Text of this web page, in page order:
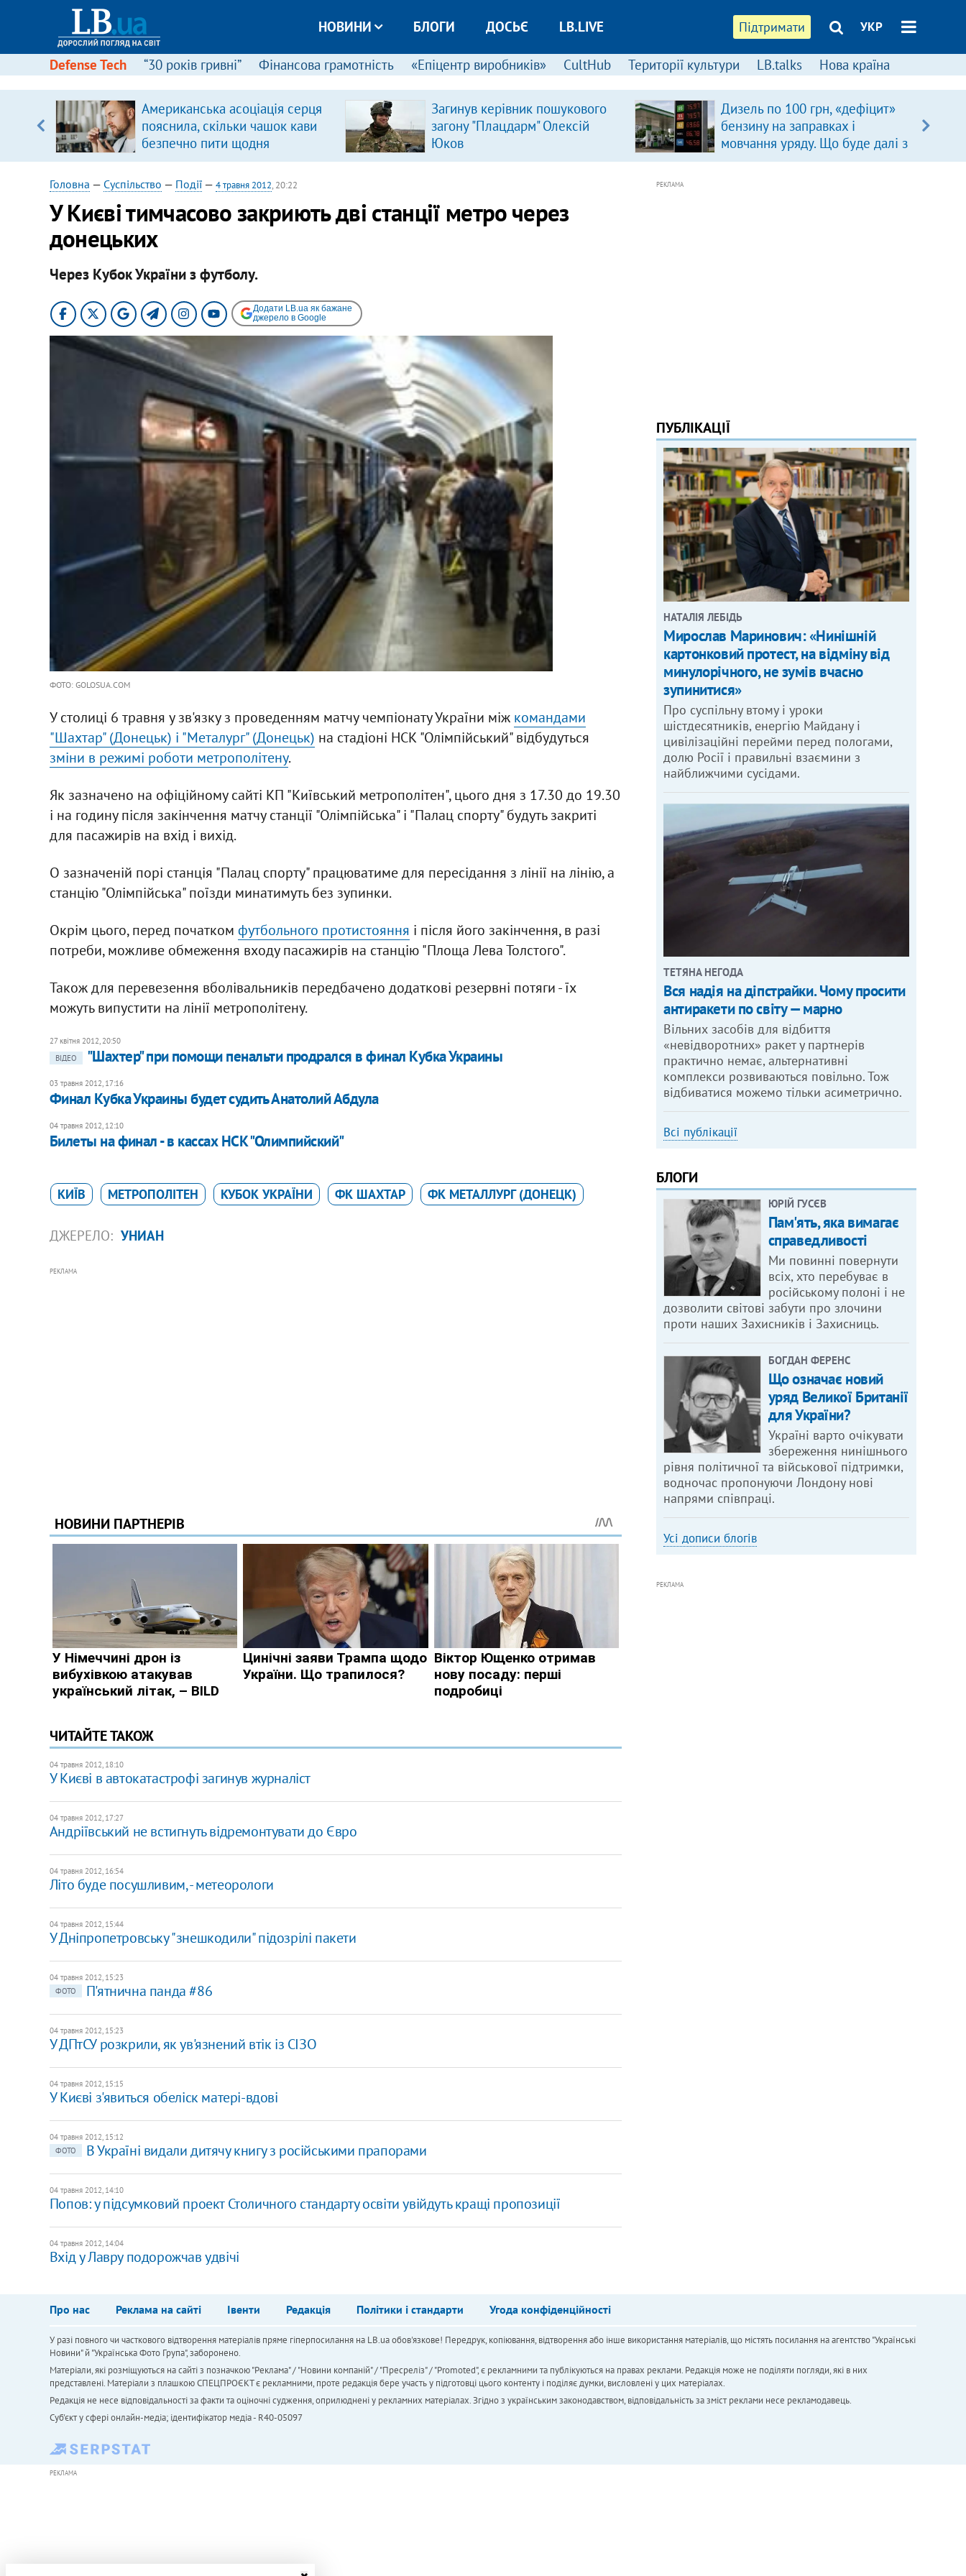
Підтримати УКР
НОВИНИ БЛОГИ ДОСЬЄ LB.LIVE
Defense Tech “30 років гривні” Фінансова грамотність «Епіцентр виробників» CultHub Території культури LB.talks Нова країна
Американська асоціація серця
пояснила, скільки чашок кави
безпечно пити щодня
Загинув керівник пошукового
загону "Плацдарм" Олексій
Юков
Дизель по 100 грн, «дефіцит»
бензину на заправках і
мовчання уряду. Що буде далі з
цінами на пальне?
Головна — Суспільство — Події— 4 травня 2012, 20:22
У Києві тимчасово закриють дві станції метро через
донецьких
Через Кубок України з футболу.
Додати LB.ua як бажане
джерело в Google
ФОТО: GOLOSUA.COM
У столиці 6 травня у зв'язку з проведенням матчу чемпіонату України між командами
"Шахтар" (Донецьк) і "Металург" (Донецьк) на стадіоні НСК "Олімпійський" відбудуться
зміни в режимі роботи метрополітену.
Як зазначено на офіційному сайті КП "Київський метрополітен", цього дня з 17.30 до 19.30
і на годину після закінчення матчу станції "Олімпійська" і "Палац спорту" будуть закриті
для пасажирів на вхід і вихід.
О зазначеній порі станція "Палац спорту" працюватиме для пересідання з лінії на лінію, а
станцію "Олімпійська" поїзди минатимуть без зупинки.
Окрім цього, перед початком футбольного протистояння і після його закінчення, в разі
потреби, можливе обмеження входу пасажирів на станцію "Площа Лева Толстого".
Також для перевезення вболівальників передбачено додаткові резервні потяги - їх
можуть випустити на лінії метрополітену.
27 квітня 2012, 20:50
ВІДЕО
"Шахтер" при помощи пенальти продрался в финал Кубка Украины
03 травня 2012, 17:16
Финал Кубка Украины будет судить Анатолий Абдула
04 травня 2012, 12:10
Билеты на финал - в кассах НСК "Олимпийский"
КИЇВ МЕТРОПОЛІТЕН КУБОК УКРАЇНИ ФК ШАХТАР ФК МЕТАЛЛУРГ (ДОНЕЦК)
ДЖЕРЕЛО: УНИАН
РЕКЛАМА
ЧИТАЙТЕ ТАКОЖ
04 травня 2012, 18:10
У Києві в автокатастрофі загинув журналіст
04 травня 2012, 17:27
Андріївський не встигнуть відремонтувати до Євро
04 травня 2012, 16:54
Літо буде посушливим, - метеорологи
04 травня 2012, 15:44
У Дніпропетровську "знешкодили" підозрілі пакети
04 травня 2012, 15:23
ФОТО
П'ятнична панда #86
04 травня 2012, 15:23
У ДПтСУ розкрили, як ув'язнений втік із СІЗО
04 травня 2012, 15:15
У Києві з'явиться обеліск матері-вдові
04 травня 2012, 15:12
ФОТО
В Україні видали дитячу книгу з російськими прапорами
04 травня 2012, 14:10
​Попов: у підсумковий проект Столичного стандарту освіти увійдуть кращі пропозиції
04 травня 2012, 14:04
Вхід у Лавру подорожчав удвічі
РЕКЛАМА
ПУБЛІКАЦІЇ
НАТАЛІЯ ЛЕБІДЬ
Мирослав Маринович: «Нинішній
картонковий протест, на відміну від
минулорічного, не зумів вчасно
зупинитися»
Про суспільну втому і уроки
шістдесятників, енергію Майдану і
цивілізаційні перейми перед пологами,
долю Росії і правильні взаємини з
найближчими сусідами.
ТЕТЯНА НЕГОДА
Вся надія на діпстрайки. Чому просити
антиракети по світу — марно
Вільних засобів для відбиття
«невідворотних» ракет у партнерів
практично немає, альтернативні
комплекси розвиваються повільно. Тож
відбиватися можемо тільки асиметрично.
Всі публікації
БЛОГИ
ЮРІЙ ГУСЄВ
Пам'ять, яка вимагає
справедливості
Ми повинні повернути
всіх, хто перебуває в
російському полоні і не
дозволити світові забути про злочини
проти наших Захисників і Захисниць.
БОГДАН ФЕРЕНС
Що означає новий
уряд Великої Британії
для України?
Україні варто очікувати
збереження нинішнього
рівня політичної та військової підтримки,
водночас пропонуючи Лондону нові
напрями співпраці.
Усі дописи блогів
РЕКЛАМА
Про нас Реклама на сайті Івенти Редакція Політики і стандарти Угода конфіденційності
У разі повного чи часткового відтворення матеріалів пряме гіперпосилання на LB.ua обов'язкове! Передрук, копіювання, відтворення або інше використання матеріалів, що містять посилання на агентство "Українськi
Новини" й "Українська Фото Група", заборонено.
Матеріали, які розміщуються на сайті з позначкою "Реклама" / "Новини компаній" / "Пресреліз" / "Promoted", є рекламними та публікуються на правах реклами. Редакція може не поділяти погляди, які в них
представлені. Матеріали з плашкою СПЕЦПРОЄКТ є рекламними, проте редакція бере участь у підготовці цього контенту і поділяє думки, висловлені у цих матеріалах.
Редакція не несе відповідальності за факти та оціночні судження, оприлюднені у рекламних матеріалах. Згідно з українським законодавством, відповідальність за зміст реклами несе рекламодавець.
Cуб'єкт у сфері онлайн-медіа; ідентифікатор медіа - R40-05097
РЕКЛАМА